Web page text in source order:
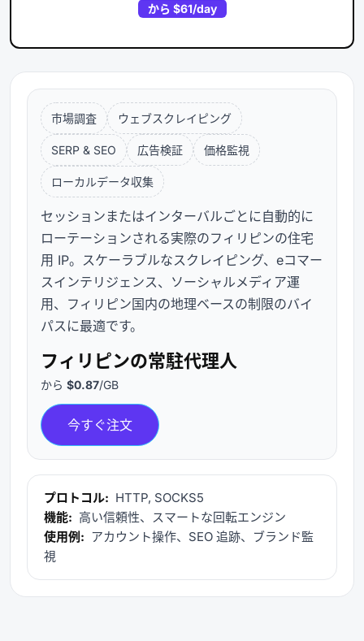
から $61/day
市場調査 ウェブスクレイピング
SERP & SEO 広告検証 価格監視
ローカルデータ収集
セッションまたはインターバルごとに自動的に
ローテーションされる実際のフィリピンの住宅
用 IP。スケーラブルなスクレイピング、eコマー
スインテリジェンス、ソーシャルメディア運
用、フィリピン国内の地理ベースの制限のバイ
パスに最適です。
フィリピンの常駐代理人
から $0.87/GB
今すぐ注文
プロトコル: HTTP, SOCKS5
機能: 高い信頼性、スマートな回転エンジン
使用例: アカウント操作、SEO 追跡、ブランド監
視